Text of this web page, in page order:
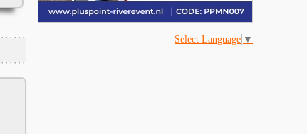
Select Language ▼